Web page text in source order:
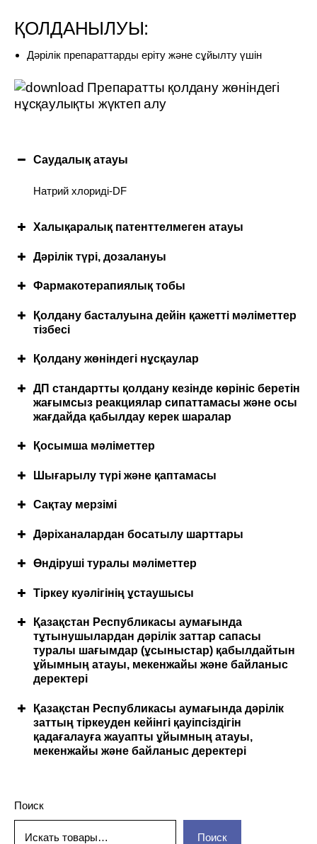
ҚОЛДАНЫЛУЫ:
Дәрілік препараттарды еріту және сұйылту үшін
Препаратты қолдану жөніндегі
нұсқаулықты жүктеп алу
Саудалық атауы
Натрий хлориді-DF
Халықаралық патенттелмеген атауы
Дәрілік түрі, дозалануы
Фармакотерапиялық тобы
Қолдану басталуына дейін қажетті мәліметтер
тізбесі
Қолдану кезінде қажеттісақтандыру
Басқа дәрілік препараттармен өзара
Қолдану жөніндегі нұсқаулар
Артық дозалану жағдайында қабылдау қажет
болатын шаралар
Дәрілік препаратты қолдану тәсілін түсіндіру
ДП стандартты қолдану кезінде көрініс беретін
жағымсыз реакциялар сипаттамасы және осы
жағдайда қабылдау керек шаралар
Қосымша мәліметтер
Шығарылу түрі және қаптамасы
Сақтау мерзімі
Сақтау шарттары
Дәріханалардан босатылу шарттары
Өндіруші туралы мәліметтер
Тіркеу куәлігінің ұстаушысы
Қазақстан Республикасы аумағында
тұтынушылардан дәрілік заттар сапасы
туралы шағымдар (ұсыныстар) қабылдайтын
ұйымның атауы, мекенжайы және байланыс
деректері
Қазақстан Республикасы аумағында дәрілік
заттың тіркеуден кейінгі қауіпсіздігін
қадағалауға жауапты ұйымның атауы,
мекенжайы және байланыс деректері
Поиск
Поиск